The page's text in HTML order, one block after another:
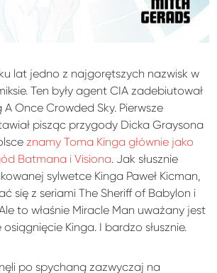
lat jedno z najgorętszych nazwisk w
Ten były agent CIA zadebiutował
A Once Crowded Sky. Pierwsze
pisząc przygody Dicka Graysona
znamy Toma Kinga głównie jako
Batmana i Visiona. Jak słusznie
sylwetce Kinga Paweł Kicman,
się z seriami The Sheriff of Babylon i
to właśnie Miracle Man uważany jest
Kinga. I bardzo słusznie.
po spychaną zazwyczaj na